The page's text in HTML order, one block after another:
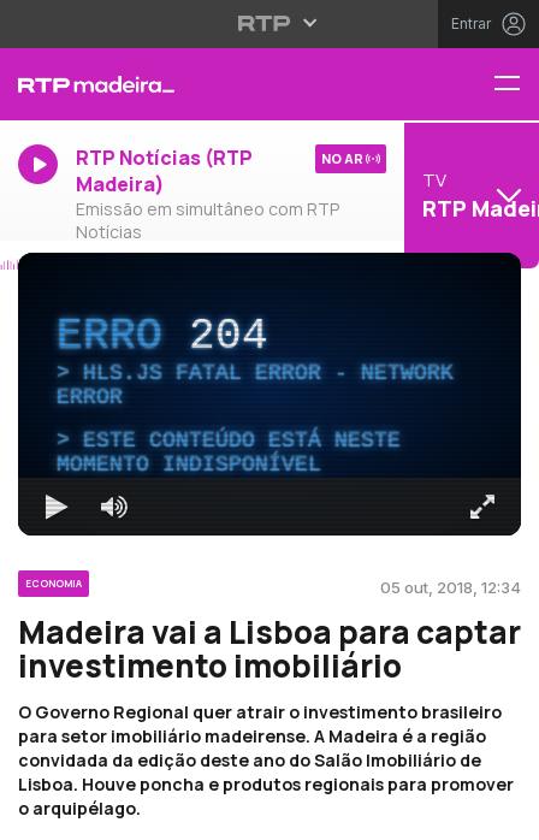
Entrar
RTP Notícias (RTP
Madeira)
Emissão em simultâneo com RTP
Notícias
NO AR
TV
RTP
ERRO204
HLS.JS FATAL ERROR - NETWORK
ERROR
ESTE CONTEÚDO ESTÁ NESTE
MOMENTO INDISPONÍVEL
ECONOMIA 05 out, 2018, 12:34
Madeira vai a Lisboa para captar
investimento imobiliário
O Governo Regional quer atrair o investimento brasileiro
para setor imobiliário madeirense. A Madeira é a região
convidada da edição deste ano do Salão Imobiliário de
Lisboa. Houve poncha e produtos regionais para promover
o arquipélago.